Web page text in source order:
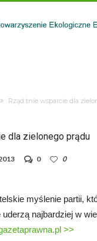
Rząd tnie wsparcie dla
dla zielonego prądu
0 0
myślenie partii,
najbardziej w
>>